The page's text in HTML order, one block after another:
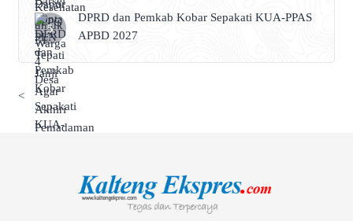
DPRD dan Pemkab Kobar Sepakati KUA-PPAS
APBD 2027
<